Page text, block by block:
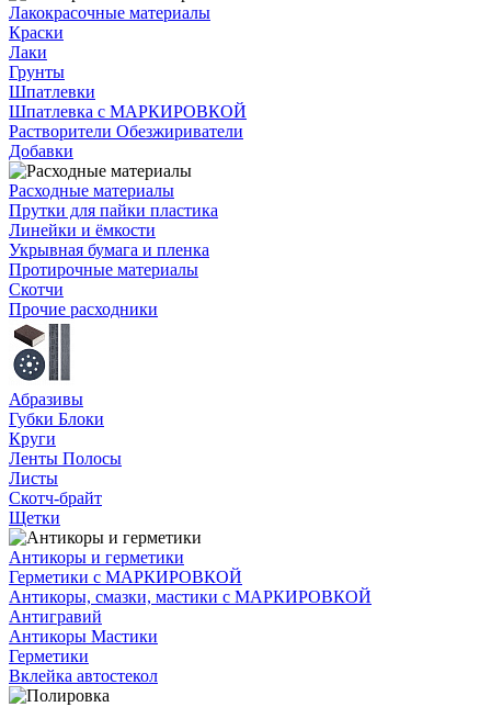
Лакокрасочные материалы
Краски
Лаки
Грунты
Шпатлевки
Шпатлевка с МАРКИРОВКОЙ
Растворители Обезжириватели
Добавки
Расходные материалы
Прутки для пайки пластика
Линейки и ёмкости
Укрывная бумага и пленка
Протирочные материалы
Скотчи
Прочие расходники
Абразивы
Губки Блоки
Круги
Ленты Полосы
Листы
Скотч-брайт
Щетки
Антикоры и герметики
Герметики с МАРКИРОВКОЙ
Антикоры, смазки, мастики с МАРКИРОВКОЙ
Антигравий
Антикоры Мастики
Герметики
Вклейка автостекол